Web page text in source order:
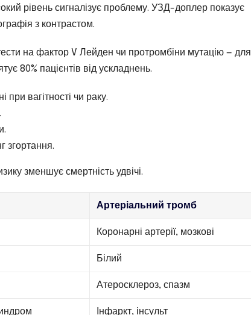
рівень сигналізує проблему. УЗД-доплер показує
з контрастом.
на фактор V Лейден чи протромбіни мутацію — для
80% пацієнтів від ускладнень.
вагітності чи раку.
згортання.
зменшує смертність удвічі.
Артеріальний тромб
Коронарні артерії, мозкові
Білий
Атеросклероз, спазм
Інфаркт, інсульт